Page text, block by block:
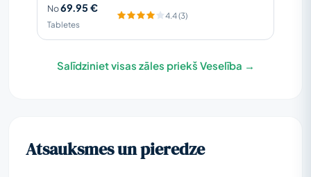
No69.95 €
Tabletes
4.4 (3)
Salīdziniet visas zāles priekš Veselība →
Atsauksmes un pieredze